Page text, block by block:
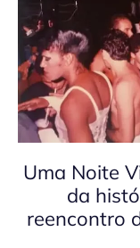
Uma Noite
da
reencontro